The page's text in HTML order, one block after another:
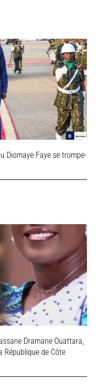
Diomaye Faye se trompe-
Dramane Ouattara,
République de Côte